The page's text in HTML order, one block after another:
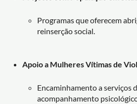
Programas que oferecem
reinserção social.
Apoio a Mulheres Vítimas de
Encaminhamento a serviços
acompanhamento